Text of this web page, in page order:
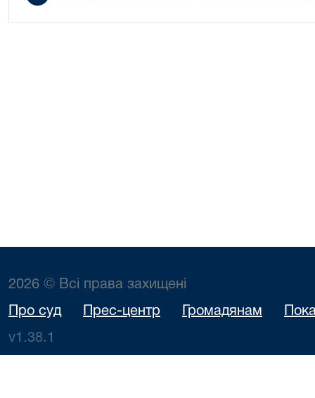
2026 © Всі права захищені
Про суд Прес-центр Громадянам
v1.38.1